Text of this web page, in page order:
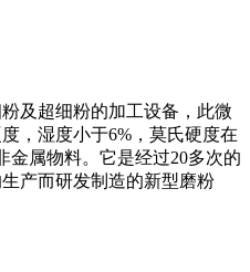
及超细粉的加工设备，此微
，湿度小于6%，莫氏硬度在
金属物料。它是经过20多次的
产而研发制造的新型磨粉